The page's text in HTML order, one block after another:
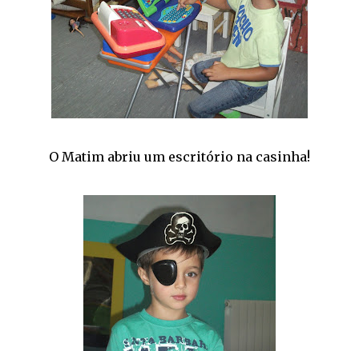
O Matim abriu um escritório na casinha!